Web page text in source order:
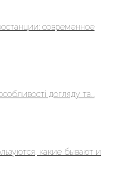
современное
догляду та...
какие бывают и